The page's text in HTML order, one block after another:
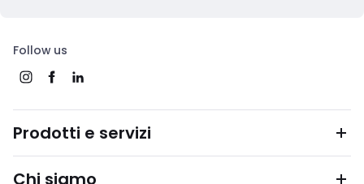
Follow us
Prodotti e servizi
Chi siamo